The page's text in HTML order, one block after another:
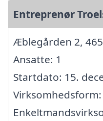
Entreprenør
Æblegården 2,
Ansatte: 1
Startdato: 15.
Virksomhedsform: